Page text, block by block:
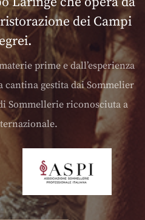
dei Campi
prime e dall’esperienza
cantina gestita dai Sommelier
Sommellerie riconosciuta a